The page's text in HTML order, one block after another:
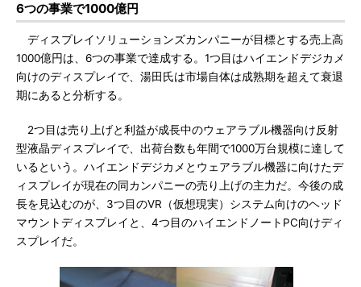
6つの事業で1000億円
ディスプレイソリューションズカンパニーが目標とする売上高
1000億円は、6つの事業で達成する。1つ目はハイエンドデジカメ
向けのディスプレイで、湯田氏は市場自体は成熟期を超えて衰退
期にあると分析する。
2つ目は売り上げと利益が成長中のウェアラブル機器向け反射
型液晶ディスプレイで、出荷台数も年間で1000万台規模に達して
いるという。ハイエンドデジカメとウェアラブル機器に向けたデ
ィスプレイが現在の同カンパニーの売り上げの主力だ。今後の成
長を見込むのが、3つ目のVR（仮想現実）システム向けのヘッド
マウントディスプレイと、4つ目のハイエンドノートPC向けディ
スプレイだ。